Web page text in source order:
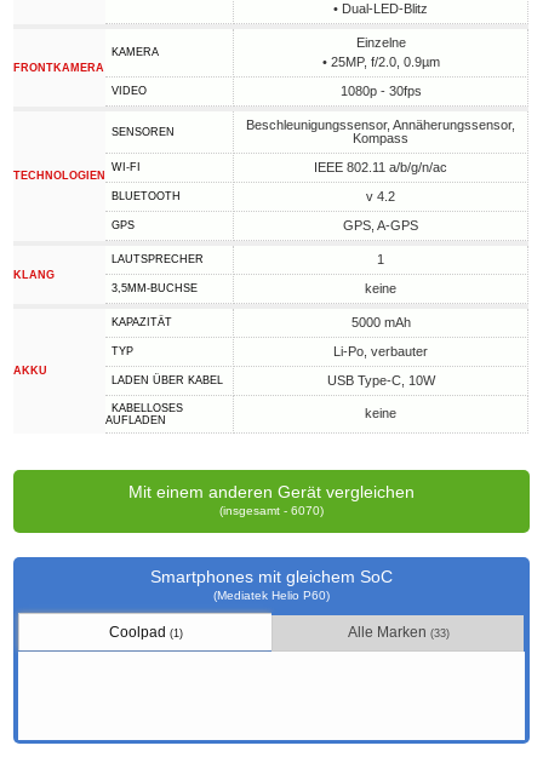
• Dual-LED-Blitz
FRONTKAMERA
KAMERA
Einzelne
• 25MP, f/2.0, 0.9µm
VIDEO 1080p - 30fps
TECHNOLOGIEN
SENSOREN
Beschleunigungssensor, Annäherungssensor,
Kompass
WI-FI IEEE 802.11 a/b/g/n/ac
BLUETOOTH v 4.2
GPS GPS, A-GPS
KLANG
LAUTSPRECHER 1
3,5MM-BUCHSE keine
AKKU
KAPAZITÄT 5000 mAh
TYP Li-Po, verbauter
LADEN ÜBER KABEL USB Type-C, 10W
KABELLOSES
AUFLADEN
keine
Mit einem anderen Gerät vergleichen
(insgesamt - 6070)
Smartphones mit gleichem SoC
(Mediatek Helio P60)
Coolpad (1) Alle Marken (33)